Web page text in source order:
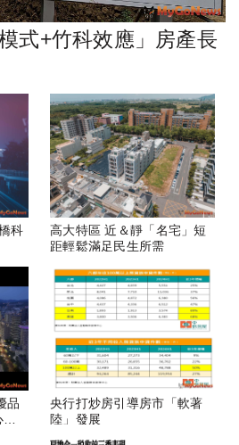
式+竹科效應」房產長
科
高大特區 近＆靜「名宅」短
距輕鬆滿足民生所需
品
央行打炒房引導房市「軟著
陸」發展